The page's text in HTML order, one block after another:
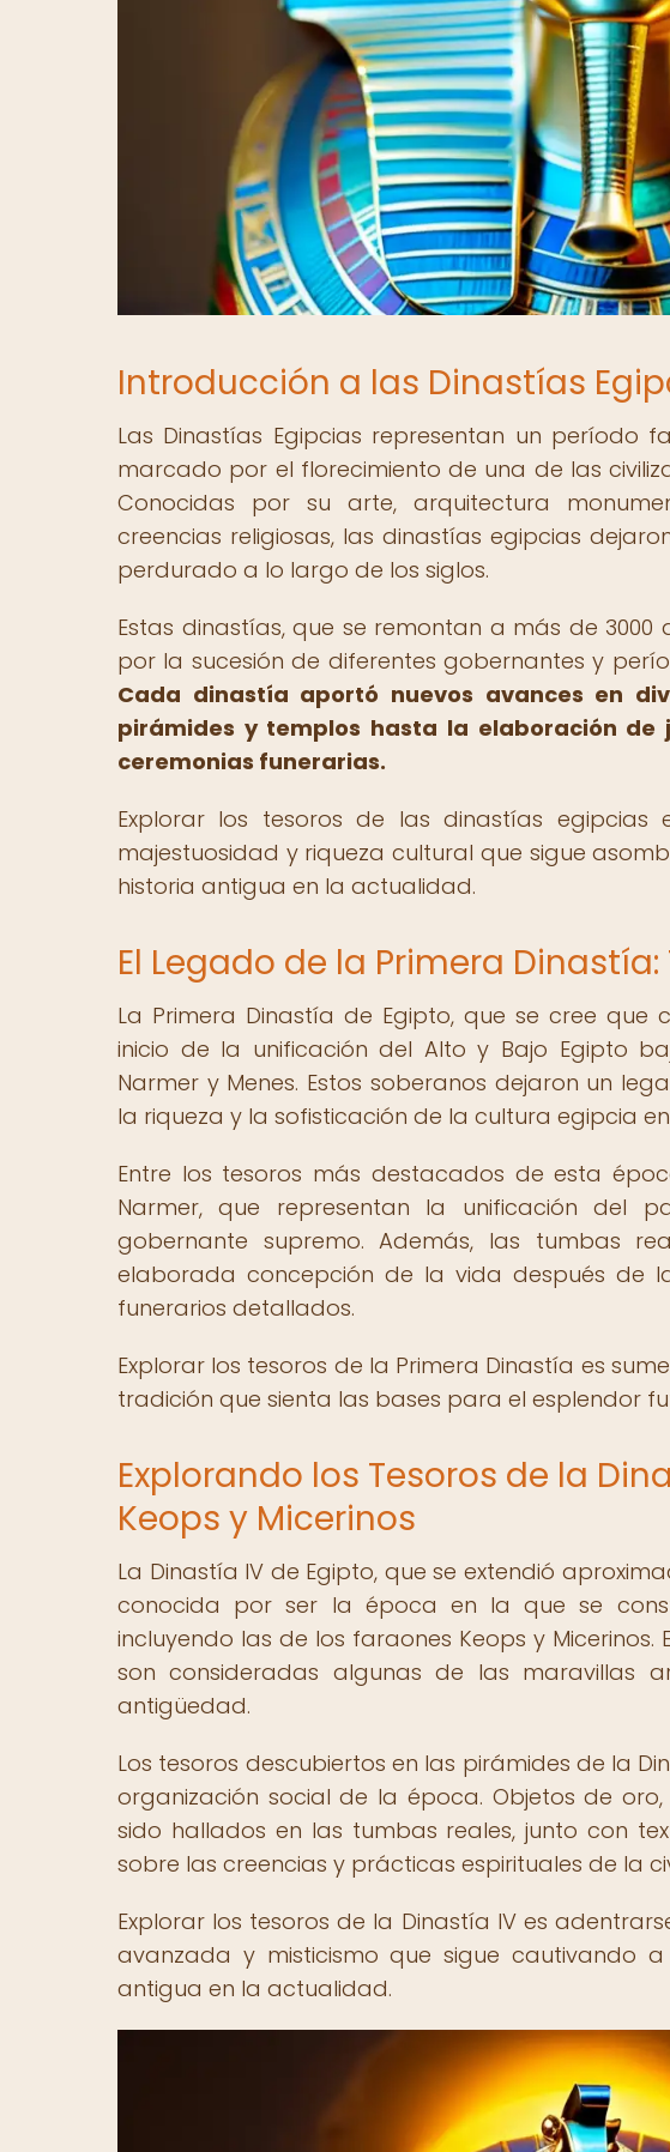
Introducción a las Dinastías
Las Dinastías Egipcias representan un período
marcado por el florecimiento de una de las
Conocidas por su arte, arquitectura
creencias religiosas, las dinastías egipcias
perdurado a lo largo de los siglos.
Estas dinastías, que se remontan a más de
por la sucesión de diferentes gobernantes y
Cada dinastía aportó nuevos avances en
pirámides y templos hasta la elaboración
ceremonias funerarias.
Explorar los tesoros de las dinastías
majestuosidad y riqueza cultural que sigue
historia antigua en la actualidad.
El Legado de la Primera
La Primera Dinastía de Egipto, que se cree que
inicio de la unificación del Alto y Bajo Egipto
Narmer y Menes. Estos soberanos dejaron un
la riqueza y la sofisticación de la cultura egipcia
Entre los tesoros más destacados de esta
Narmer, que representan la unificación del
gobernante supremo. Además, las tumbas
elaborada concepción de la vida después de
funerarios detallados.
Explorar los tesoros de la Primera Dinastía es
tradición que sienta las bases para el esplendor
Explorando los Tesoros de la
Keops y Micerinos
La Dinastía IV de Egipto, que se extendió
conocida por ser la época en la que se
incluyendo las de los faraones Keops y
son consideradas algunas de las maravillas
antigüedad.
Los tesoros descubiertos en las pirámides de la
organización social de la época. Objetos de
sido hallados en las tumbas reales, junto con
sobre las creencias y prácticas espirituales de la
Explorar los tesoros de la Dinastía IV es
avanzada y misticismo que sigue cautivando
antigua en la actualidad.